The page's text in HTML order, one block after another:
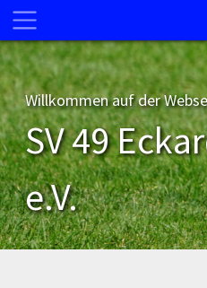
Willkommen auf der
SV 49
e.V.